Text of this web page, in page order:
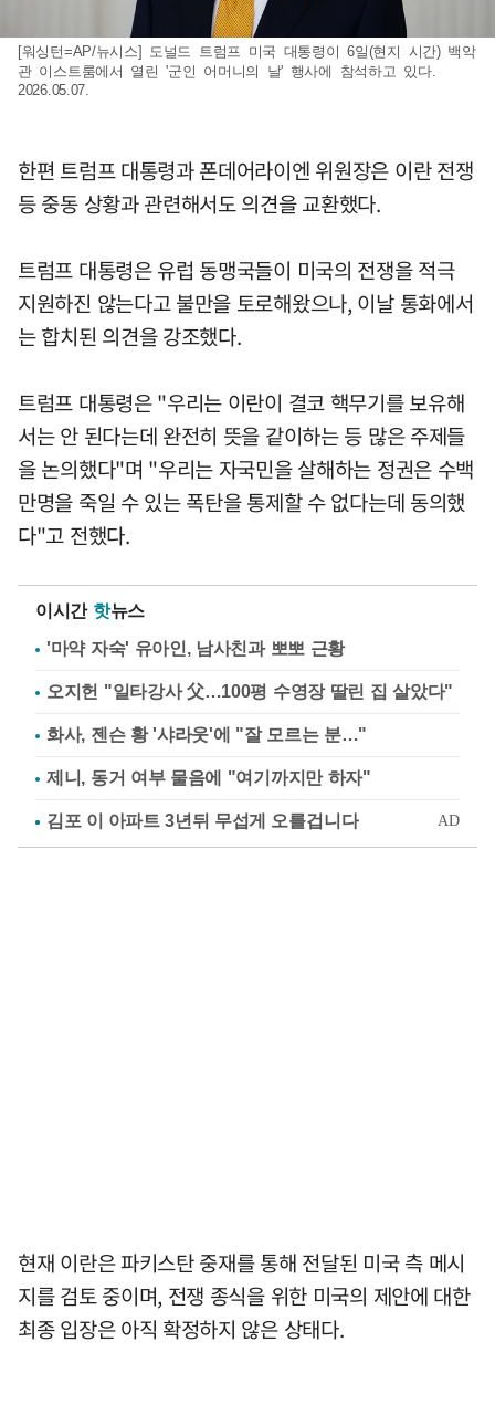
[워싱턴=AP/뉴시스] 도널드 트럼프 미국 대통령이 6일(현지 시간) 백악
관 이스트룸에서 열린 '군인 어머니의 날' 행사에 참석하고 있다.
2026.05.07.
한편 트럼프 대통령과 폰데어라이엔 위원장은 이란 전쟁
등 중동 상황과 관련해서도 의견을 교환했다.
트럼프 대통령은 유럽 동맹국들이 미국의 전쟁을 적극
지원하진 않는다고 불만을 토로해왔으나, 이날 통화에서
는 합치된 의견을 강조했다.
트럼프 대통령은 "우리는 이란이 결코 핵무기를 보유해
서는 안 된다는데 완전히 뜻을 같이하는 등 많은 주제들
을 논의했다"며 "우리는 자국민을 살해하는 정권은 수백
만명을 죽일 수 있는 폭탄을 통제할 수 없다는데 동의했
다"고 전했다.
이시간 핫뉴스
'마약 자숙' 유아인, 남사친과 뽀뽀 근황
오지헌 "일타강사 父…100평 수영장 딸린 집 살았다"
화사, 젠슨 황 '샤라웃'에 "잘 모르는 분…"
제니, 동거 여부 물음에 "여기까지만 하자"
현재 이란은 파키스탄 중재를 통해 전달된 미국 측 메시
지를 검토 중이며, 전쟁 종식을 위한 미국의 제안에 대한
최종 입장은 아직 확정하지 않은 상태다.